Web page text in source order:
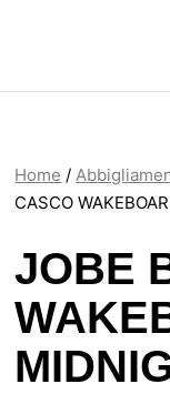
Home /
CASCO
JOBE